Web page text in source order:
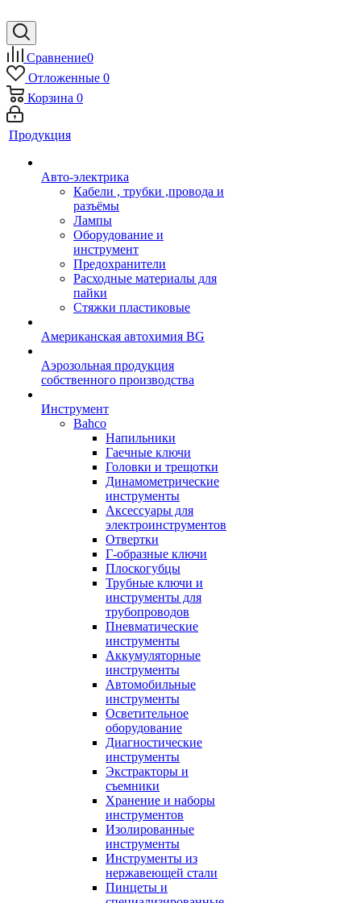
Сравнение0
Отложенные 0
Корзина 0
Продукция
Авто-электрика
Кабели , трубки ,провода и
разъёмы
Лампы
Оборудование и
инструмент
Предохранители
Расходные материалы для
пайки
Стяжки пластиковые
Американская автохимия BG
Аэрозольная продукция
собственного производства
Инструмент
Bahco
Напильники
Гаечные ключи
Головки и трещотки
Динамометрические
инструменты
Аксессуары для
электроинструментов
Отвертки
Г-образные ключи
Плоскогубцы
Трубные ключи и
инструменты для
трубопроводов
Пневматические
инструменты
Аккумуляторные
инструменты
Автомобильные
инструменты
Осветительное
оборудование
Диагностические
инструменты
Экстракторы и
съемники
Хранение и наборы
инструментов
Изолированные
инструменты
Инструменты из
нержавеющей стали
Пинцеты и